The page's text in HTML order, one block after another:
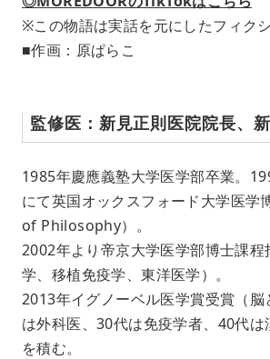
※この物語は実話を元にしたフィクシ
■作画：原ぱらこ
監修医：新見正則医院院長、
1985年慶應義塾大学医学部卒業。
にて英国オックスフォード大学医
of Philosophy）。
2002年より帝京大学医学部博士課
学、移植免疫学、東洋医学）。
2013年イグノーベル医学賞受賞（
は外科医、30代は免疫学者、40代
を積む。